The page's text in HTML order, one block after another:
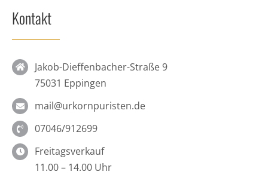
Kontakt
Jakob-Dieffenbacher-Straße 9
75031 Eppingen
mail@urkornpuristen.de
07046/912699
Freitagsverkauf
11.00 – 14.00 Uhr